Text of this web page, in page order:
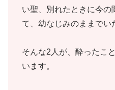
い聖、別れたときに今
て、幼なじみのままでい
そんな2人が、酔ったこ
います。